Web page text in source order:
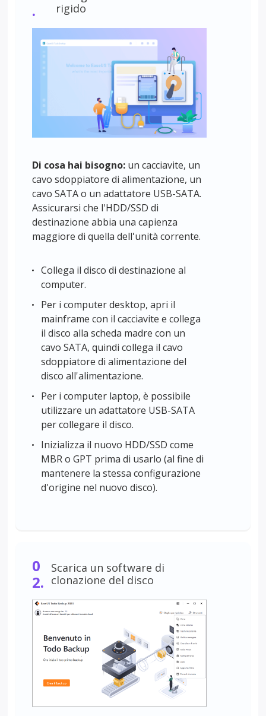
.
rigido
Di cosa hai bisogno: un cacciavite, un
cavo sdoppiatore di alimentazione, un
cavo SATA o un adattatore USB-SATA.
Assicurarsi che l'HDD/SSD di
destinazione abbia una capienza
maggiore di quella dell'unità corrente.
Collega il disco di destinazione al
computer.
Per i computer desktop, apri il
mainframe con il cacciavite e collega
il disco alla scheda madre con un
cavo SATA, quindi collega il cavo
sdoppiatore di alimentazione del
disco all'alimentazione.
Per i computer laptop, è possibile
utilizzare un adattatore USB-SATA
per collegare il disco.
Inizializza il nuovo HDD/SSD come
MBR o GPT prima di usarlo (al fine di
mantenere la stessa configurazione
d'origine nel nuovo disco).
0
2.
Scarica un software di
clonazione del disco